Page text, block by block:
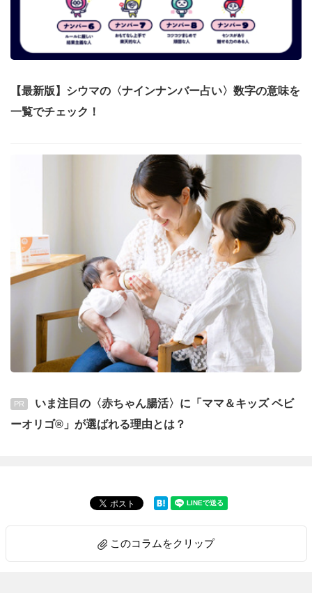
【最新版】シウマの〈ナインナンバー占い〉数字の意味を
一覧でチェック！
PR
いま注目の〈赤ちゃん腸活〉に「ママ＆キッズ ベビ
ーオリゴ®」が選ばれる理由とは？
このコラムをクリップ